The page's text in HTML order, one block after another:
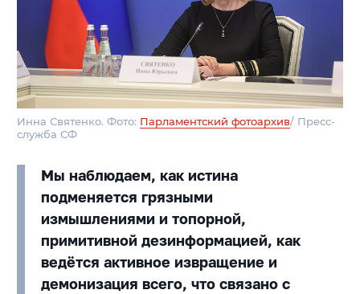
Инна Святенко. Фото: Парламентский фотоархив/ Пресс-
служба СФ
Мы наблюдаем, как истина
подменяется грязными
измышлениями и топорной,
примитивной дезинформацией, как
ведётся активное извращение и
демонизация всего, что связано с